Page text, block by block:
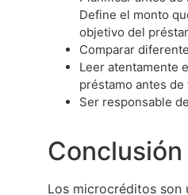
Define el monto
objetivo del
Comparar
Leer atentamente
préstamo antes de
Ser responsable
Conclusión
Los microcréditos son